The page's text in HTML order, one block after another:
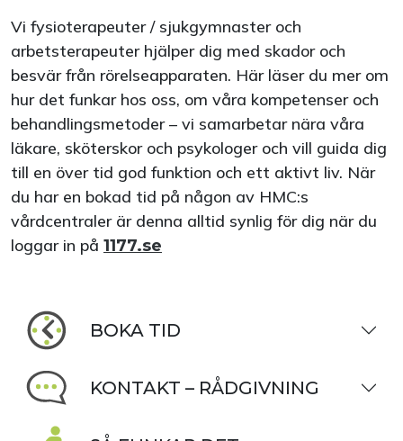
Vi fysioterapeuter / sjukgymnaster och
arbetsterapeuter hjälper dig med skador och
besvär från rörelseapparaten. Här läser du mer om
hur det funkar hos oss, om våra kompetenser och
behandlingsmetoder – vi samarbetar nära våra
läkare, sköterskor och psykologer och vill guida dig
till en över tid god funktion och ett aktivt liv. När
du har en bokad tid på någon av HMC:s
vårdcentraler är denna alltid synlig för dig när du
loggar in på 1177.se
BOKA TID
KONTAKT – RÅDGIVNING